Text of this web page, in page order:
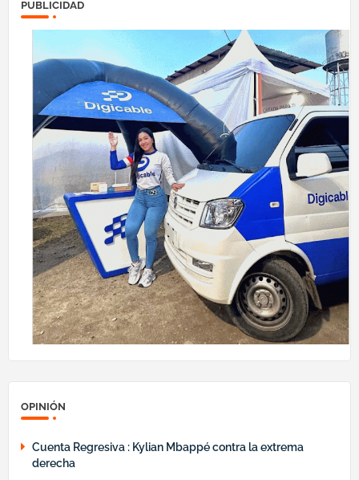
PUBLICIDAD
OPINIÓN
Cuenta Regresiva : Kylian Mbappé contra la extrema
derecha